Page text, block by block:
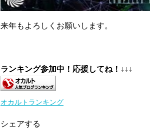
来年もよろしくお願いします。
ランキング参加中！応援してね！ ↓↓↓
オカルトランキング
シェアする